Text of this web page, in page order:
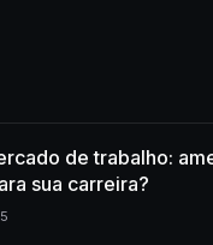
de trabalho:
sua carreira?